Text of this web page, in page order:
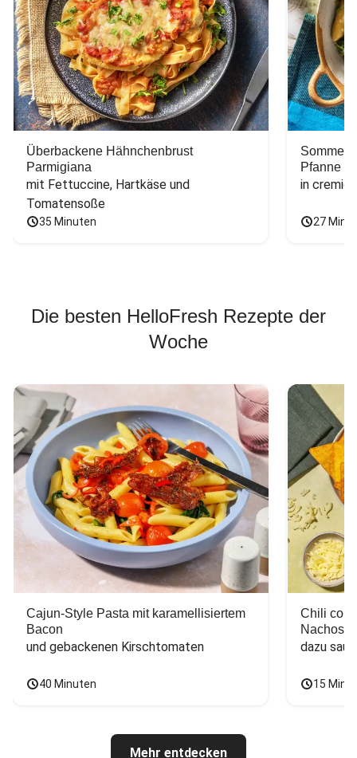
Überbackene Hähnchenbrust
Parmigiana
mit Fettuccine, Hartkäse und
Tomatensoße
35 Minuten
Pfanne
in
27
Die besten HelloFresh Rezepte der
Woche
Cajun-Style Pasta mit karamellisiertem
Bacon
und gebackenen Kirschtomaten
40 Minuten
Chili con
Nachos
dazu
15
Mehr entdecken